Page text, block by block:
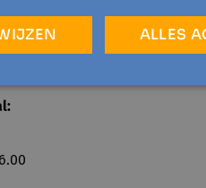
ALLES